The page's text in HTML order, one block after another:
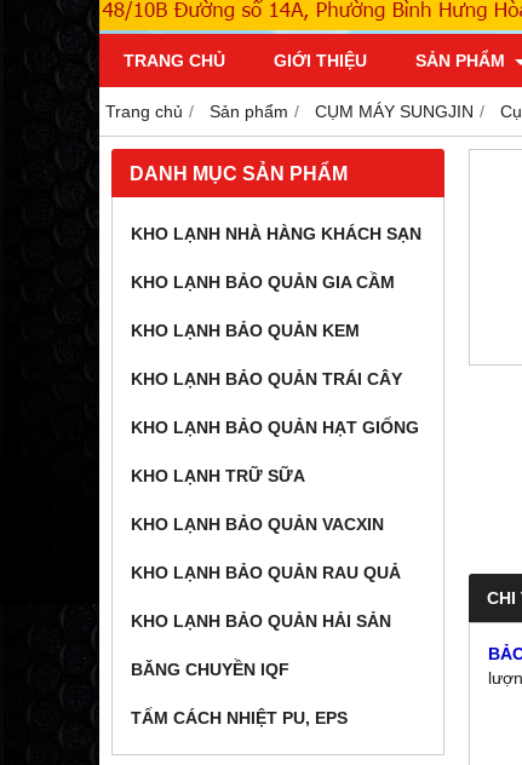
TRANG CHỦ GIỚI THIỆU SẢN PHẨM
Trang chủ Sản phẩm CỤM MÁY SUNGJIN
DANH MỤC SẢN PHẨM
KHO LẠNH NHÀ HÀNG KHÁCH SẠN
KHO LẠNH BẢO QUẢN GIA CẦM
KHO LẠNH BẢO QUẢN KEM
KHO LẠNH BẢO QUẢN TRÁI CÂY
KHO LẠNH BẢO QUẢN HẠT GIỐNG
KHO LẠNH TRỮ SỮA
KHO LẠNH BẢO QUẢN VACXIN
KHO LẠNH BẢO QUẢN RAU QUẢ
KHO LẠNH BẢO QUẢN HẢI SẢN
BĂNG CHUYỀN IQF
TẤM CÁCH NHIỆT PU, EPS
CHI